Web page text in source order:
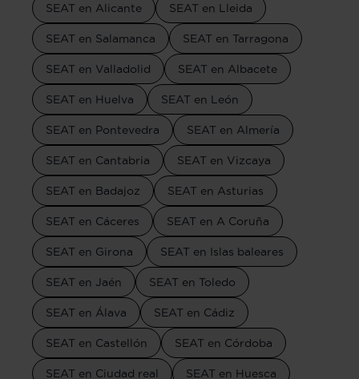
SEAT en Alicante SEAT en Lleida
SEAT en Salamanca SEAT en Tarragona
SEAT en Valladolid SEAT en Albacete
SEAT en Huelva SEAT en León
SEAT en Pontevedra SEAT en Almería
SEAT en Cantabria SEAT en Vizcaya
SEAT en Badajoz SEAT en Asturias
SEAT en Cáceres SEAT en A Coruña
SEAT en Girona SEAT en Islas baleares
SEAT en Jaén SEAT en Toledo
SEAT en Álava SEAT en Cádiz
SEAT en Castellón SEAT en Córdoba
SEAT en Ciudad real SEAT en Huesca